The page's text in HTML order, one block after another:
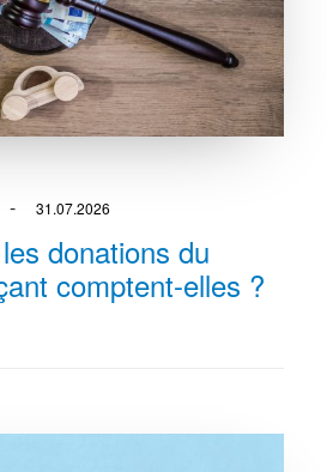
31.07.2026
donations du
comptent-elles ?